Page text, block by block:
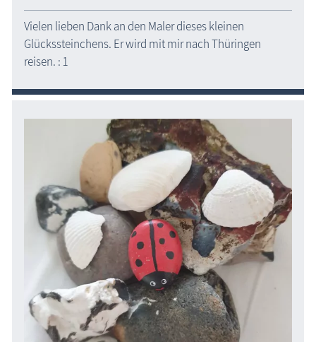
Vielen lieben Dank an den Maler dieses kleinen
Glückssteinchens. Er wird mit mir nach Thüringen
reisen. : 1